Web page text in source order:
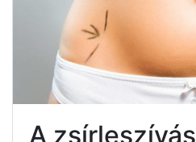
A zsírleszívás